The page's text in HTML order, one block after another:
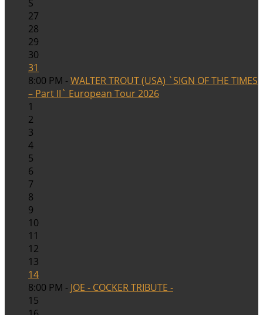
S
27
28
29
30
31
8:00 PM -WALTER TROUT (USA) `SIGN OF THE TIMES
– Part II` European Tour 2026
1
2
3
4
5
6
7
8
9
10
11
12
13
14
8:00 PM - JOE - COCKER TRIBUTE -
15